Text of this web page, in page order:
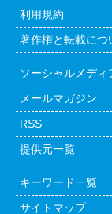
利用規約
著作権と転載につ
ソーシャルメディ
メールマガジン
RSS
提供元一覧
キーワード一覧
サイトマップ